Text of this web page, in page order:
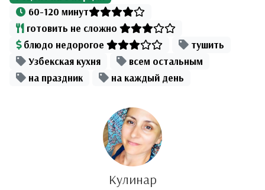
60-120 минут
готовить не сложно
блюдо недорогое
тушить
Узбекская кухня
всем остальным
на праздник
на каждый день
Кулинар